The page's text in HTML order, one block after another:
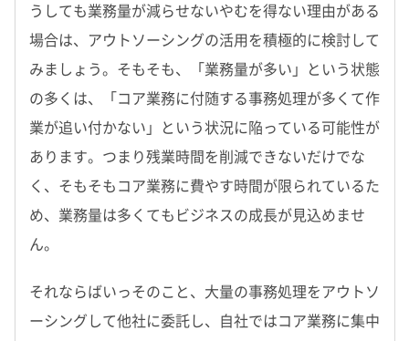
うしても業務量が減らせないやむを得ない理由がある
場合は、アウトソーシングの活用を積極的に検討して
みましょう。そもそも、「業務量が多い」という状態
の多くは、「コア業務に付随する事務処理が多くて作
業が追い付かない」という状況に陥っている可能性が
あります。つまり残業時間を削減できないだけでな
く、そもそもコア業務に費やす時間が限られているた
め、業務量は多くてもビジネスの成長が見込めませ
ん。
それならばいっそのこと、大量の事務処理をアウトソ
ーシングして他社に委託し、自社ではコア業務に集中